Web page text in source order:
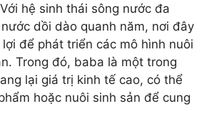
hệ sinh thái sông nước đa
dồi dào quanh năm, nơi đây
để phát triển các mô hình nuôi
Trong đó, baba là một trong
lại giá trị kinh tế cao, có thể
hoặc nuôi sinh sản để cung